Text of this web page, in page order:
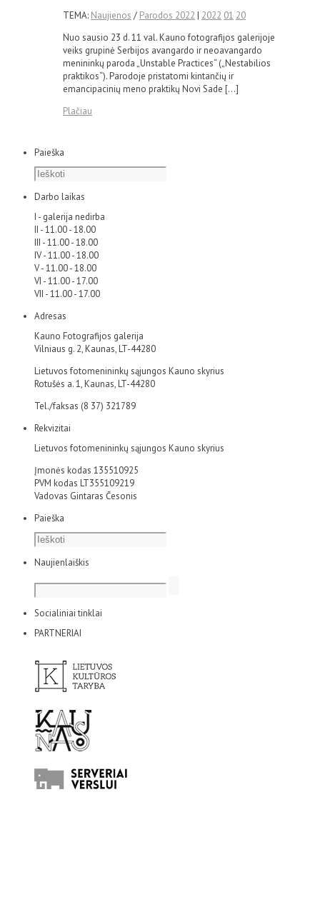
TEMA: Naujienos / Parodos 2022 | 2022 01 20
Nuo sausio 23 d. 11 val. Kauno fotografijos galerijoje
veiks grupinė Serbijos avangardo ir neoavangardo
menininkų paroda „Unstable Practices“ („Nestabilios
praktikos“). Parodoje pristatomi kintančių ir
emancipacinių meno praktikų Novi Sade […]
Plačiau
Paieška
Darbo laikas
I - galerija nedirba
II - 11.00 - 18.00
III - 11.00 - 18.00
IV - 11.00 - 18.00
V - 11.00 - 18.00
VI - 11.00 - 17.00
VII - 11.00 - 17.00
Adresas
Kauno Fotografijos galerija
Vilniaus g. 2, Kaunas, LT-44280
Lietuvos fotomenininkų sąjungos Kauno skyrius
Rotušės a. 1, Kaunas, LT-44280
Tel./faksas (8 37) 321789
Rekvizitai
Lietuvos fotomenininkų sąjungos Kauno skyrius
Įmonės kodas 135510925
PVM kodas LT355109219
Vadovas Gintaras Česonis
Paieška
Naujienlaiškis
Socialiniai tinklai
PARTNERIAI